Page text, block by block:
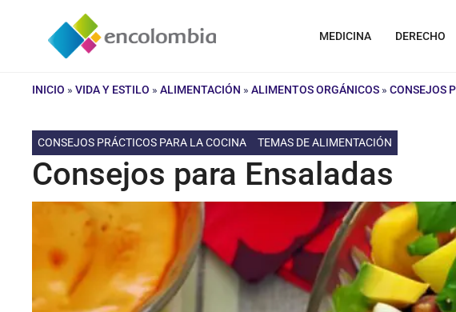
contenido
MEDICINA DERECHO
INICIO » VIDA Y ESTILO » ALIMENTACIÓN » ALIMENTOS ORGÁNICOS » CONSEJOS
CONSEJOS PRÁCTICOS PARA LA COCINA TEMAS DE ALIMENTACIÓN
Consejos para Ensaladas